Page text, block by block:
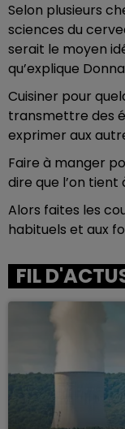
Selon plusieurs
sciences du
serait le moyen
qu’explique
Cuisiner pour
transmettre des
exprimer aux
Faire à manger
dire que l’on tient
Alors faites les
habituels et aux
FIL